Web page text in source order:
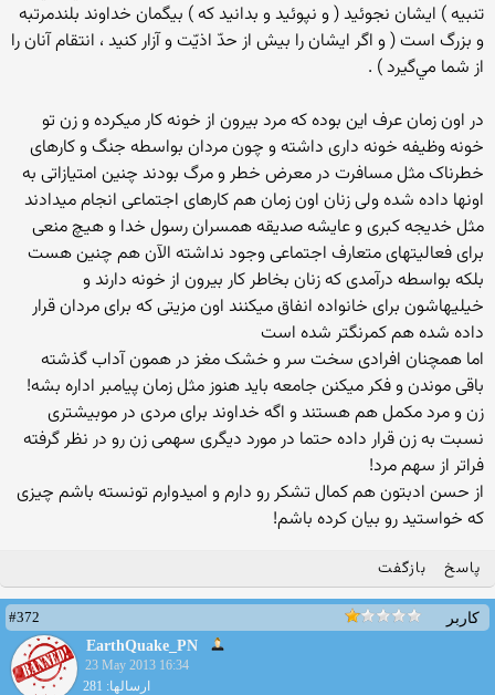
تنبيه ) ايشان نجوئيد ( و نپوئيد و بدانيد كه ) بيگمان خداوند بلندمرتبه
و بزرگ است ( و اگر ايشان را بيش از حدّ اذيّت و آزار كنيد ، انتقام آنان را
از شما مي‌گيرد ) .‏
در اون زمان عرف این بوده که مرد بیرون از خونه کار میکرده و زن تو
خونه وظیفه خونه داری داشته و چون مردان بواسطه جنگ و کارهای
خطرناک مثل مسافرت در معرض خطر و مرگ بودند چنین امتیازاتی به
اونها داده شده ولی زنان اون زمان هم کارهای اجتماعی انجام میدادند
مثل خدیجه کبری و عایشه صدیقه همسران رسول خدا و هیچ منعی
برای فعالیتهای متعارف اجتماعی وجود نداشته الآن هم چنین هست
بلکه بواسطه درآمدی که زنان بخاطر کار بیرون از خونه دارند و
خیلیهاشون برای خانواده انفاق میکنند اون مزیتی که برای مردان قرار
داده شده هم کمرنگتر شده است
اما همچنان افرادی سخت سر و خشک مغز در همون آداب گذشته
باقی موندن و فکر میکنن جامعه باید هنوز مثل زمان پیامبر اداره بشه!
زن و مرد مکمل هم هستند و اگه خداوند برای مردی در موبیشتری
نسبت به زن قرار داده حتما در مورد دیگری سهمی زن رو در نظر گرفته
فراتر از سهم مرد!
از حسن ادبتون هم کمال تشکر رو دارم و امیدوارم تونسته باشم چیزی
که خواستید رو بیان کرده باشم!
پاسخ بازگفت
کاربر
#372
EarthQuake_PN
23 May 2013 16:34
ارسالها: 281